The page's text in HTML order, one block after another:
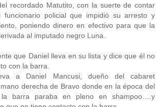
recordado Matutito, con la suerte de contar
funcionario policial que impidió su arresto y
poniendo dinero en efectivo para que la
al imputado negro Luna.
que Daniel lleva en su lista y dice que él no
con la barra.
a Daniel Mancusi, dueño del cabaret
derecha de Bravo donde en la época del
la barra paraba en pleno en shampoo….y